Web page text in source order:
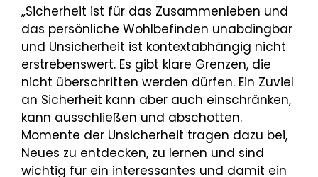
„Sicherheit ist für das Zusammenleben und
das persönliche Wohlbefinden unabdingbar
und Unsicherheit ist kontextabhängig nicht
erstrebenswert. Es gibt klare Grenzen, die
nicht überschritten werden dürfen. Ein Zuviel
an Sicherheit kann aber auch einschränken,
kann ausschließen und abschotten.
Momente der Unsicherheit tragen dazu bei,
Neues zu entdecken, zu lernen und sind
wichtig für ein interessantes und damit ein